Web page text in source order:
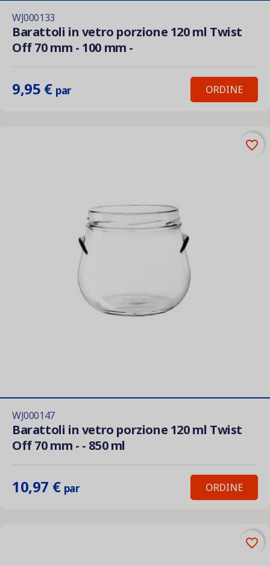
WJ000133
Barattoli in vetro porzione 120 ml Twist
Off 70 mm - 100 mm -
9,95 € par ORDINE
WJ000147
Barattoli in vetro porzione 120 ml Twist
Off 70 mm - - 850 ml
10,97 € par ORDINE
favorite_border
favorite_border